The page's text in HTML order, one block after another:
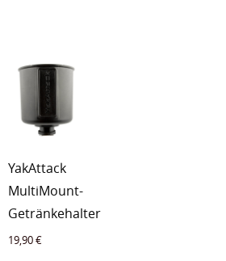
YakAttack
MultiMount-
Getränkehalter
19,90€